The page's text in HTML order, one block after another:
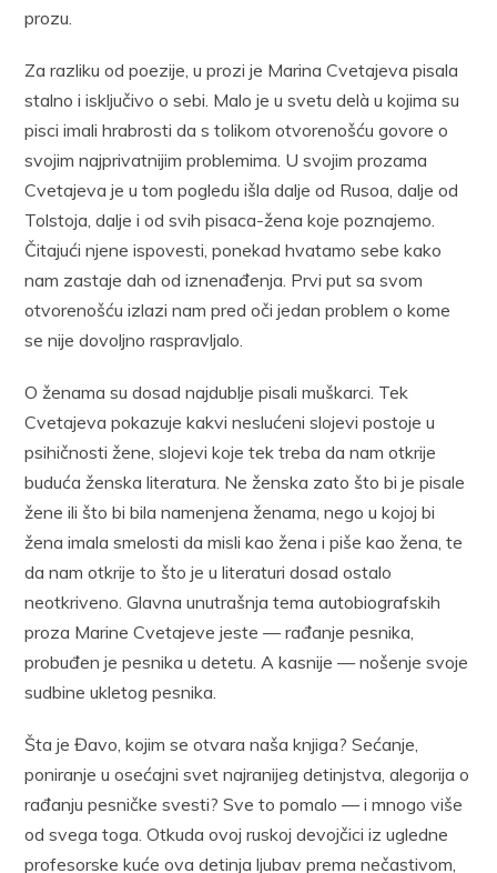
prozu.
Za razliku od poezije, u prozi je Marina Cvetajeva pisala
stalno i isključivo o sebi. Malo je u svetu delà u kojima su
pisci imali hrabrosti da s tolikom otvorenošću govore o
svojim najprivatnijim problemima. U svojim prozama
Cvetajeva je u tom pogledu išla dalje od Rusoa, dalje od
Tolstoja, dalje i od svih pisaca-žena koje poznajemo.
Čitajući njene ispovesti, ponekad hvatamo sebe kako
nam zastaje dah od iznenađenja. Prvi put sa svom
otvorenošću izlazi nam pred oči jedan problem o kome
se nije dovoljno raspravljalo.
O ženama su dosad najdublje pisali muškarci. Tek
Cvetajeva pokazuje kakvi neslućeni slojevi postoje u
psihičnosti žene, slojevi koje tek treba da nam otkrije
buduća ženska literatura. Ne ženska zato što bi je pisale
žene ili što bi bila namenjena ženama, nego u kojoj bi
žena imala smelosti da misli kao žena i piše kao žena, te
da nam otkrije to što je u literaturi dosad ostalo
neotkriveno. Glavna unutrašnja tema autobiografskih
proza Marine Cvetajeve jeste — rađanje pesnika,
probuđen je pesnika u detetu. A kasnije — nošenje svoje
sudbine ukletog pesnika.
Šta je Đavo, kojim se otvara naša knjiga? Sećanje,
poniranje u osećajni svet najranijeg detinjstva, alegorija o
rađanju pesničke svesti? Sve to pomalo — i mnogo više
od svega toga. Otkuda ovoj ruskoj devojčici iz ugledne
profesorske kuće ova detinja ljubav prema nečastivom,